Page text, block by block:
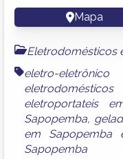
Mapa
Eletrodomésticos
eletro-
eletroportateis
Sapopemba,
em Sapopemba
Sapopemba